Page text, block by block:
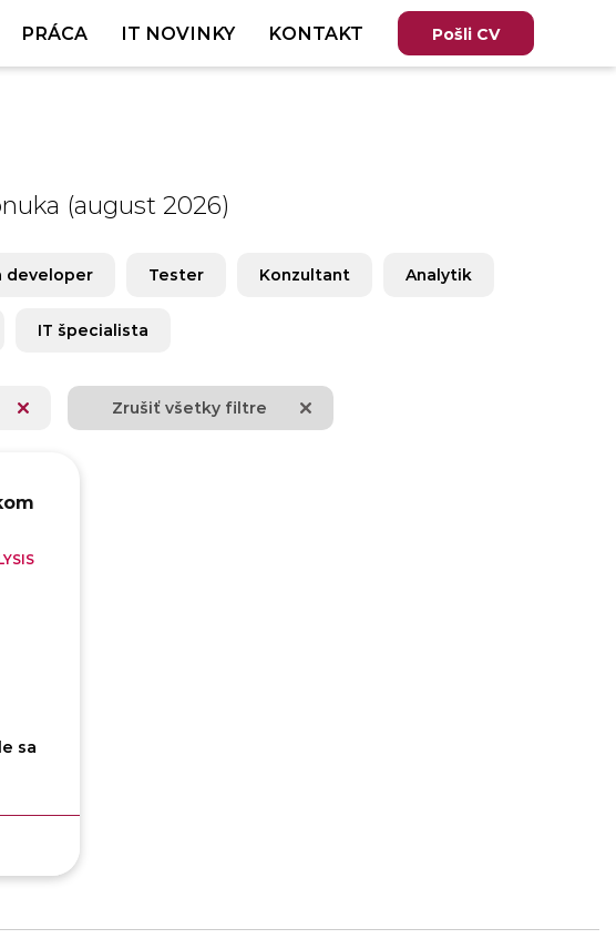
PRÁCA IT NOVINKY KONTAKT Pošli CV
(august 2026)
developer Tester Konzultant Analytik
IT špecialista
Zrušiť všetky filtre
sa